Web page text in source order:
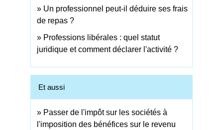
Un professionnel peut-il déduire ses frais
de repas ?
Professions libérales : quel statut
juridique et comment déclarer l'activité ?
Et aussi
Passer de l'impôt sur les sociétés à
l'imposition des bénéfices sur le revenu